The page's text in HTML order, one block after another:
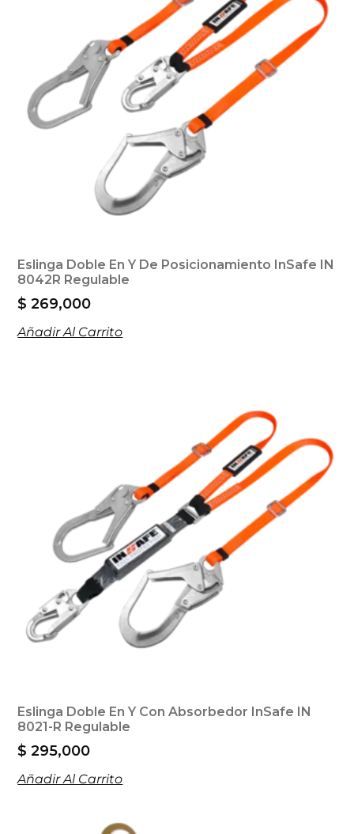
Eslinga Doble En Y De Posicionamiento InSafe IN
8042R Regulable
$ 269,000
Añadir Al Carrito
Eslinga Doble En Y Con Absorbedor InSafe IN
8021-R Regulable
$ 295,000
Añadir Al Carrito